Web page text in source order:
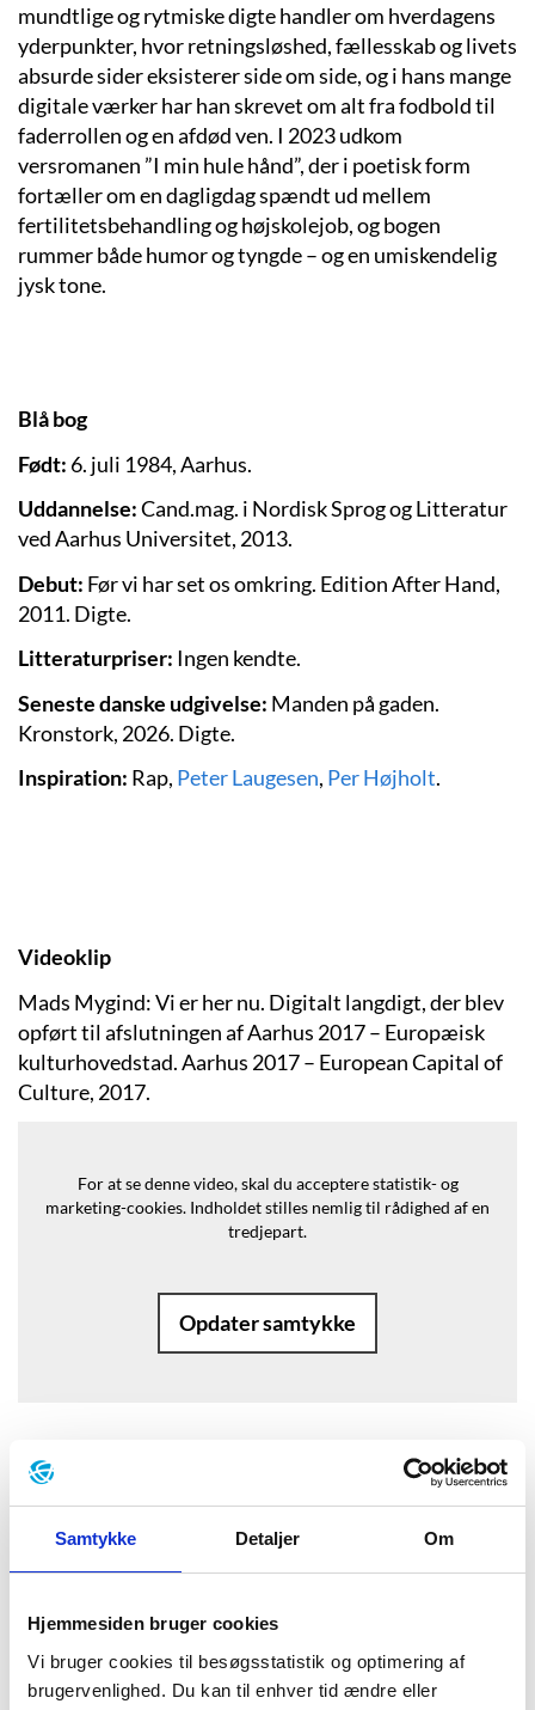
Samtykke Detaljer Om
Hjemmesiden bruger cookies
Vi bruger cookies til besøgsstatistik og optimering af
brugervenlighed. Du kan til enhver tid ændre eller
mundtlige og rytmiske digte handler om hverdagens
yderpunkter, hvor retningsløshed, fællesskab og livets
absurde sider eksisterer side om side, og i hans mange
digitale værker har han skrevet om alt fra fodbold til
faderrollen og en afdød ven. I 2023 udkom
versromanen ”I min hule hånd”, der i poetisk form
fortæller om en dagligdag spændt ud mellem
fertilitetsbehandling og højskolejob, og bogen
rummer både humor og tyngde – og en umiskendelig
jysk tone.
Blå bog
Født: 6. juli 1984, Aarhus.
Uddannelse:Cand.mag. i Nordisk Sprog og Litteratur
ved Aarhus Universitet, 2013.
Debut: Før vi har set os omkring. Edition After Hand,
2011. Digte.
Litteraturpriser: Ingen kendte.
Seneste danske udgivelse: Manden på gaden.
Kronstork, 2026. Digte.
Inspiration: Rap, Peter Laugesen, Per Højholt.
Videoklip
Mads Mygind: Vi er her nu. Digitalt langdigt, der blev
opført til afslutningen af Aarhus 2017 – Europæisk
kulturhovedstad. Aarhus 2017 – European Capital of
Culture, 2017.
For at se denne video, skal du acceptere statistik- og
marketing-cookies. Indholdet stilles nemlig til rådighed af en
tredjepart.
Opdater samtykke
Baggrund
”Vandet går, klokken er 9:15/ jeg tror
det lige, siger jeg/ og søger på:
Hvornår skal man føde./ Efter ni